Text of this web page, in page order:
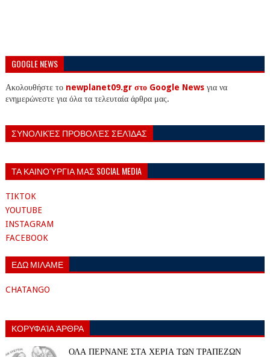
GOOGLE NEWS
Ακολουθήστε το newplanet09.gr στο Google Newsγια να
ενημερώνεστε για όλα τα τελευταία άρθρα μας.
ΣΥΝΟΛΙΚΈΣ ΠΡΟΒΟΛΈΣ ΣΕΛΊΔΑΣ
ΤΑ ΚΑΙΝΟΎΡΓΙΑ ΜΑΣ SOCIAL MEDIA
TIKTOK
YOUTUBE
INSTAGRAM
FACEBOOK
ΕΔΩ ΜΙΛΑΜΕ
CHATANGO
ΚΟΡΥΦΑΊΑ ΆΡΘΡΑ
ΟΛΑ ΠΕΡΝΑΝΕ ΣΤΑ ΧΕΡΙΑ ΤΩΝ ΤΡΑΠΕΖΩΝ